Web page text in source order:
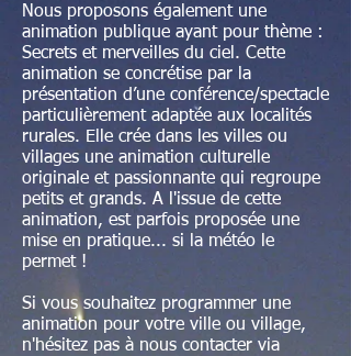
Nous proposons également une
animation publique ayant pour thème :
Secrets et merveilles du ciel. Cette
animation se concrétise par la
présentation d’une conférence/spectacle
particulièrement adaptée aux localités
rurales. Elle crée dans les villes ou
villages une animation culturelle
originale et passionnante qui regroupe
petits et grands. A l'issue de cette
animation, est parfois proposée une
mise en pratique... si la météo le
permet !
Si vous souhaitez programmer une
animation pour votre ville ou village,
n'hésitez pas à nous contacter via